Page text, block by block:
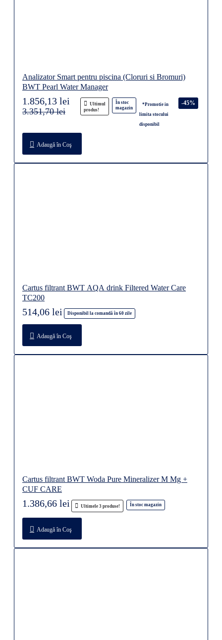
Analizator Smart pentru piscina (Cloruri si Bromuri)
BWT Pearl Water Manager
Ultimul
produs!
În stoc
magazin
*Promotie in
limita stocului
disponibil
-45%
1.856,13 lei
3.351,70 lei
Adaugă în Coş
Cartus filtrant BWT AQA drink Filtered Water Care
TC200
Disponibil la comandă în 60 zile
514,06 lei
Adaugă în Coş
Cartus filtrant BWT Woda Pure Mineralizer M Mg +
CUF CARE
Ultimele 3 produse! În stoc magazin
1.386,66 lei
Adaugă în Coş